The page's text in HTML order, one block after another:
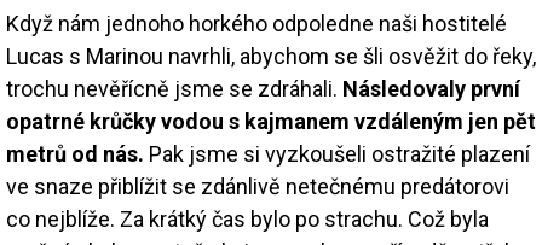
Když nám jednoho horkého odpoledne naši hostitelé
Lucas s Marinou navrhli, abychom se šli osvěžit do řeky,
trochu nevěřícně jsme se zdráhali. Následovaly první
opatrné krůčky vodou s kajmanem vzdáleným jen pět
metrů od nás. Pak jsme si vyzkoušeli ostražité plazení
ve snaze přiblížit se zdánlivě netečnému predátorovi
co nejblíže. Za krátký čas bylo po strachu. Což byla